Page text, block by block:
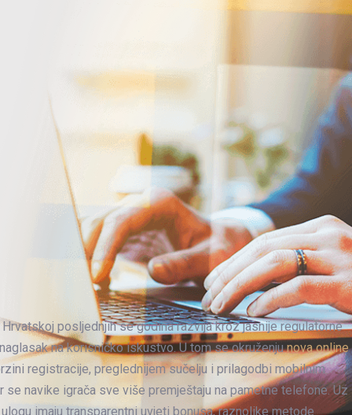
posljednjih se godina razvija kroz jasnije regulatorne
na korisničko iskustvo. U tom se okruženjunova online
registracije, preglednijem sučelju i prilagodbi mobilnim
se navike igrača sve više premještaju na pametne telefone. Uz
imaju transparentni uvjeti bonusa, raznolike metode